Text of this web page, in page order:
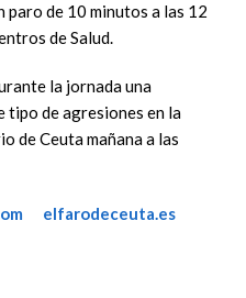
paro de 10 minutos a las 12
de Salud.
la jornada una
tipo de agresiones en la
de Ceuta mañana a las
elfarodeceuta.es